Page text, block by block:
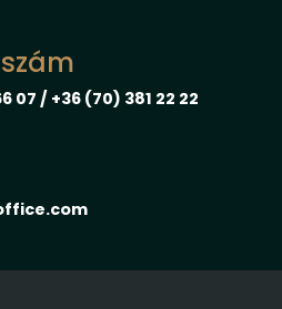
07 / +36 (70) 381 22 22